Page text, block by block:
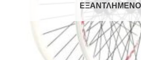
ΕΞΑΝΤΛΗΜΈΝΟ